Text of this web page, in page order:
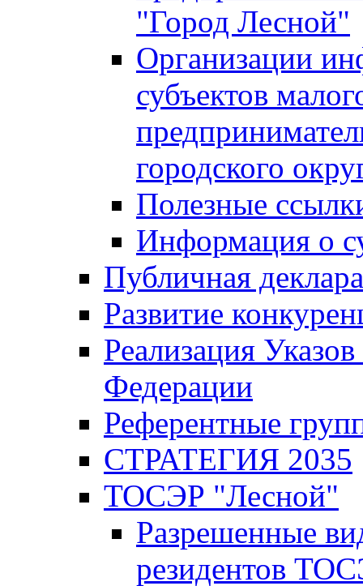
"Город Лесной"
Организации
субъектов
городского
Полезные
Информация о
Публичная
Развитие
Реализация
Федерации
Референтные
СТРАТЕГИЯ 2035
ТОСЭР "Лесной"
Разрешенные
резидентов